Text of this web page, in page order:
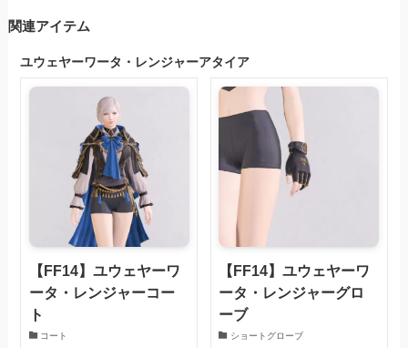
関連アイテム
ユウェヤーワータ・レンジャーアタイア
【FF14】ユウェヤーワ
ータ・レンジャーコー
ト
コート
【FF14】ユウェヤーワ
ータ・レンジャーグロ
ーブ
ショートグローブ